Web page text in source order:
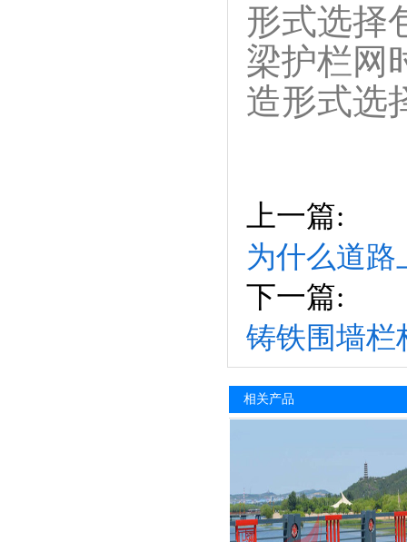
形式选择
梁护栏网
造形式选
上一篇:
为什么道路
下一篇:
铸铁围墙栏
相关产品